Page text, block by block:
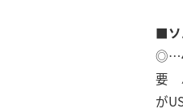
■ソ
要
が